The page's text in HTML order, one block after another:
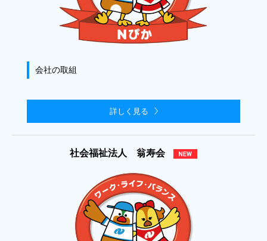
会社の取組
詳しく見る
社会福祉法人 翁寿会